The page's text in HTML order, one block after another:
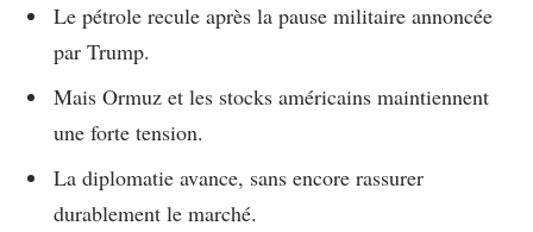
Le pétrole recule après la pause militaire annoncée
par Trump.
Mais Ormuz et les stocks américains maintiennent
une forte tension.
La diplomatie avance, sans encore rassurer
durablement le marché.